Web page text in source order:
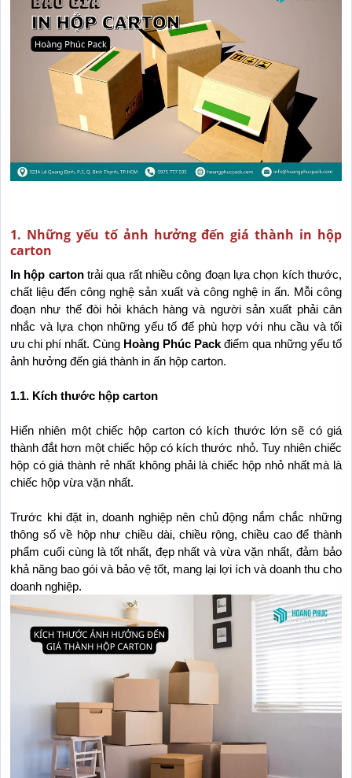
1. Những yếu tố ảnh hưởng đến giá thành in hộp
carton
In hộp carton trải qua rất nhiều công đoạn lựa chọn kích thước,
chất liệu đến công nghệ sản xuất và công nghệ in ấn. Mỗi công
đoạn như thế đòi hỏi khách hàng và người sản xuất phải cân
nhắc và lựa chọn những yếu tố để phù hợp với nhu cầu và tối
ưu chi phí nhất. Cùng Hoàng Phúc Pack điểm qua những yếu tố
ảnh hưởng đến giá thành in ấn hộp carton.
1.1. Kích thước hộp carton
Hiển nhiên một chiếc hộp carton có kích thước lớn sẽ có giá
thành đắt hơn một chiếc hộp có kích thước nhỏ. Tuy nhiên chiếc
hộp có giá thành rẻ nhất không phải là chiếc hộp nhỏ nhất mà là
chiếc hộp vừa vặn nhất.
Trước khi đặt in, doanh nghiệp nên chủ động nắm chắc những
thông số về hộp như chiều dài, chiều rộng, chiều cao để thành
phẩm cuối cùng là tốt nhất, đẹp nhất và vừa vặn nhất, đảm bảo
khả năng bao gói và bảo vệ tốt, mang lại lợi ích và doanh thu cho
doanh nghiệp.